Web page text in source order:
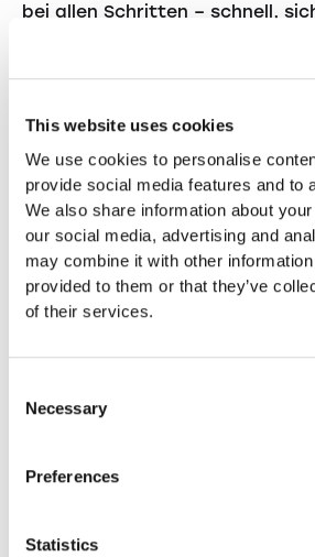
This website uses cookies
We use cookies to personalise
provide social media features and to
We also share information about
our social media, advertising and
may combine it with other information
provided to them or that they’ve
of their services.
Selection
Necessary
Preferences
Statistics
bei allen Schritten – schnell,
AG liquidieren
Weitere
Vertiefende Einblicke,
Unternehmer – entdecken Sie